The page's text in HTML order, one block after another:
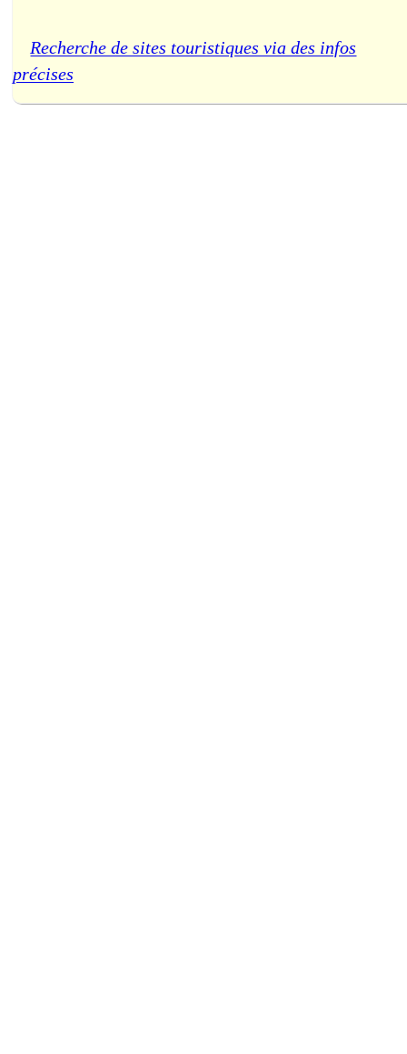
Recherche de sites touristiques via des infos
précises